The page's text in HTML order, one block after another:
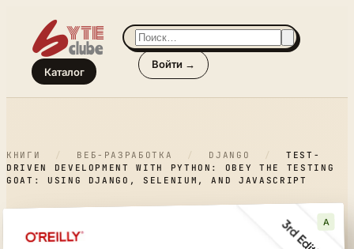
Каталог
Войти →
КНИГИ / ВЕБ-РАЗРАБОТКА / DJANGO /
TEST-
DRIVEN DEVELOPMENT WITH PYTHON: OBEY THE TESTING
GOAT: USING DJANGO, SELENIUM, AND JAVASCRIPT
A